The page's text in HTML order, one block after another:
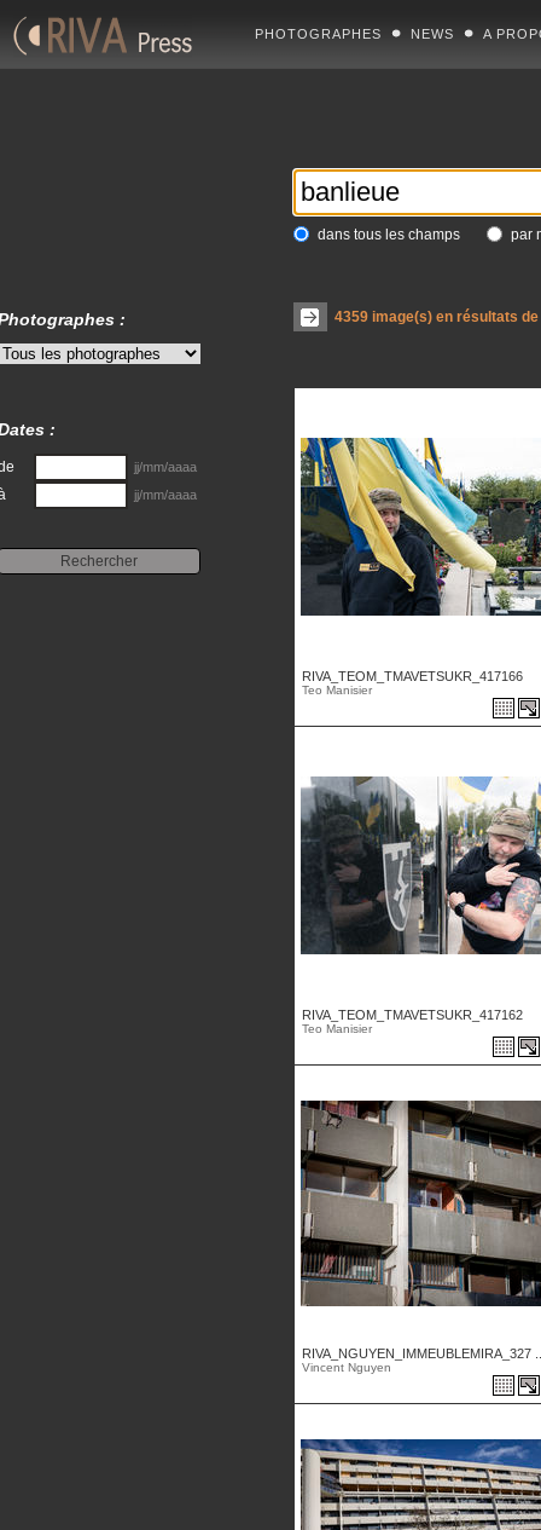
PHOTOGRAPHES NEWS A
dans tous les champs par
4359image(s) en résultats
RIVA_TEOM_TMAVETSUKR_417166
Teo Manisier
RIVA_TEOM_TMAVETSUKR_417162
Teo Manisier
RIVA_NGUYEN_IMMEUBLEMIRA_327
Vincent Nguyen
:
:
jj/mm/aaaa
jj/mm/aaaa